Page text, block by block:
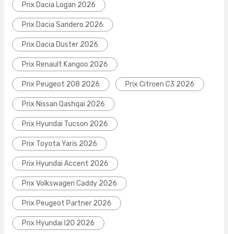
Prix Dacia Logan 2026
Prix Dacia Sandero 2026
Prix Dacia Duster 2026
Prix Renault Kangoo 2026
Prix Peugeot 208 2026 Prix Citroen C3 2026
Prix Nissan Qashqai 2026
Prix Hyundai Tucson 2026
Prix Toyota Yaris 2026
Prix Hyundai Accent 2026
Prix Volkswagen Caddy 2026
Prix Peugeot Partner 2026
Prix Hyundai I20 2026